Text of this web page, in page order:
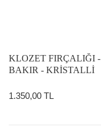
KLOZET FIRÇALIĞI -
BAKIR - KRİSTALLİ
1.350,00 TL